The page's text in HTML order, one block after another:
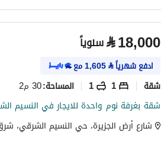
⃁18,000 سنوياً
ادفع شهرياً⃁
1,605مع
شقة 1
1 المساحة:30 م2
شقة بغرفة نوم واحدة للايجار في النسيم
شارع أرض الجزيرة، حي النسيم الشرقي،